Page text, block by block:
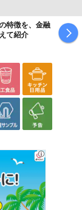
特徴を、金融
て紹介